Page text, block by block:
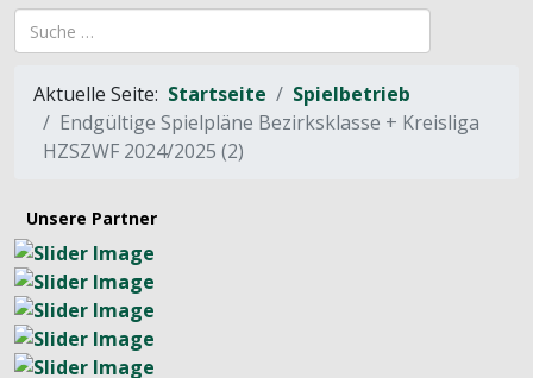
Suchbegriff
Aktuelle Seite: Startseite
Spielbetrieb
Endgültige Spielpläne Bezirksklasse + Kreisliga
HZSZWF 2024/2025 (2)
Unsere Partner